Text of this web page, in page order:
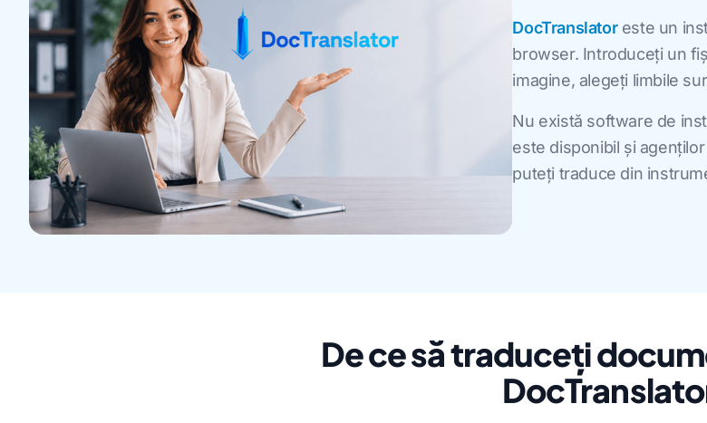
DocTranslatoreste un
browser. Introduceți un
imagine, alegeți limbile
Nu există software de
este disponibil și
puteți traduce din
De ce să traduceți